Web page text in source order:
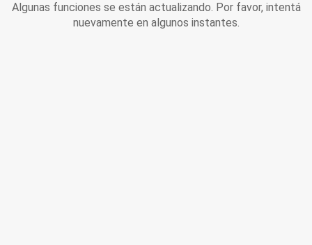
Algunas funciones se están actualizando. Por favor, intentá
nuevamente en algunos instantes.